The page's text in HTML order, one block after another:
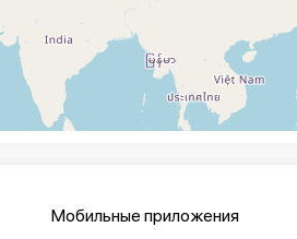
Мобильные приложения